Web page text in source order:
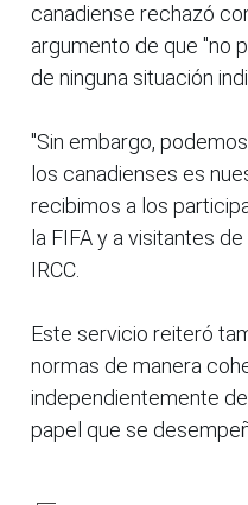
canadiense rechazó
argumento de que "no
de ninguna situación
"Sin embargo,
los canadienses es
recibimos a los
la FIFA y a visitantes
IRCC.
Este servicio reiteró
normas de manera
independientemente
papel que se